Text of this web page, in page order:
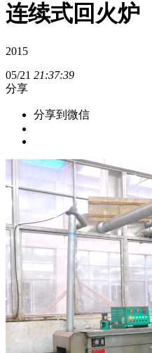
连续式回火炉
2015
05/21 21:37:39
分享
分享到微信